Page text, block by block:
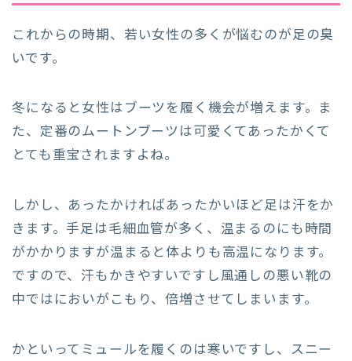
これからの時期、若い女性の多くが悩むのが足の臭
いです。
冬になると女性はブーツを履く機会が増えます。ま
た、定番のムートンブーツは可愛くてあったかくて
とても重宝されますよね。
しかし、あったかければあったかいほど足は汗をか
きます。手足は毛細血管が多く、温まるのにも時間
がかかりますが温まると体よりも高温になります。
ですので、汗もかきやすいですし風通しの悪い靴の
中ではにおいがこもり、倍増させてしまいます。
かといってミュールを履くのは寒いですし、スニー